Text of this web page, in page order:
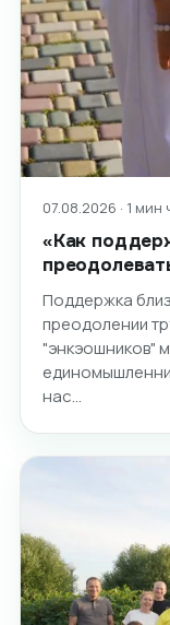
07.08.2026 · 1 мин
«Как
Поддержка
преодолении
"энкэошников"
нас…